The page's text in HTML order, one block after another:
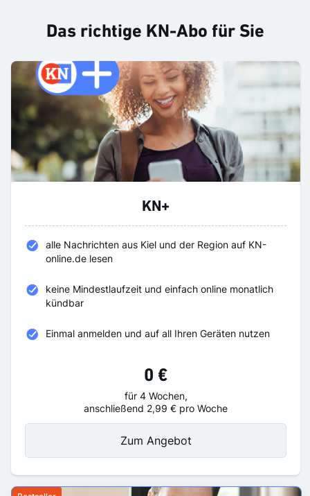
Das richtige KN-Abo für Sie
KN+
alle Nachrichten aus Kiel und der Region auf KN-
online.de lesen
keine Mindestlaufzeit und einfach online monatlich
kündbar
Einmal anmelden und auf all Ihren Geräten nutzen
0 €
für 4 Wochen,
anschließend 2,99 € pro Woche
Zum Angebot